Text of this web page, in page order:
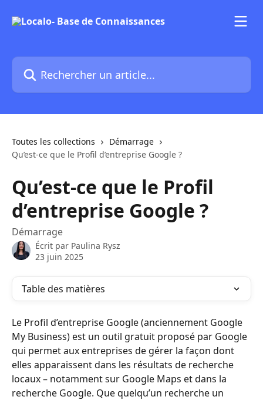
Rechercher un article...
Toutes les collections
Démarrage
Qu’est-ce que le Profil d’entreprise Google ?
Qu’est-ce que le Profil
d’entreprise Google ?
Démarrage
Écrit par Paulina Rysz
23 juin 2025
Table des matières
Le Profil d’entreprise Google (anciennement Google
My Business) est un outil gratuit proposé par Google
qui permet aux entreprises de gérer la façon dont
elles apparaissent dans les résultats de recherche
locaux – notamment sur Google Maps et dans la
recherche Google. Que quelqu’un recherche un